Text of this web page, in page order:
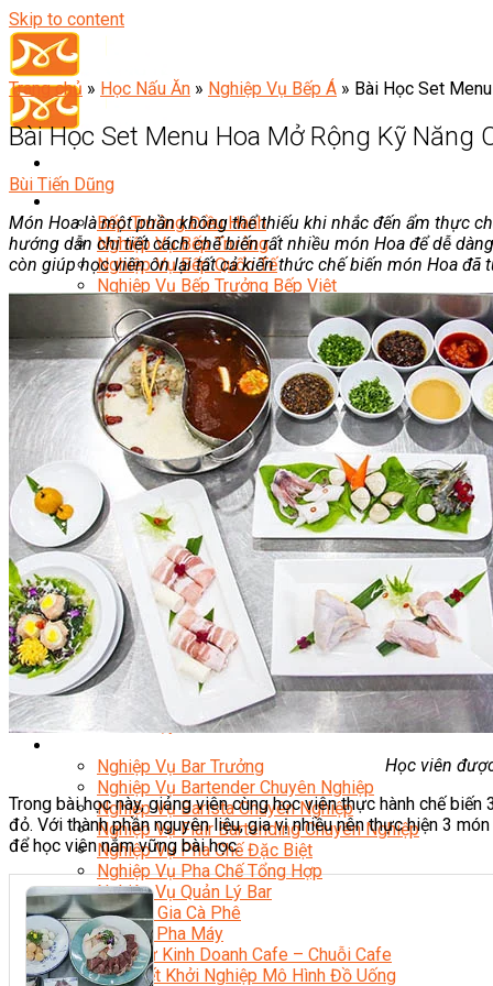
Skip to content
Bếp Trưởng Điều Hành
Nghiệp Vụ Bếp Trưởng
Nghiệp Vụ Bếp Quốc Tế
Nghiệp Vụ Bếp Trưởng Bếp Việt
Nghiệp Vụ Bếp Trưởng Bếp Âu
Nghiệp Vụ Bếp Trưởng Bếp Á
Nghiệp Vụ Bếp Trưởng Bếp Nhật
Nghiệp Vụ Bếp Trưởng Bếp Hoa
Nghiệp Vụ Bếp Hàn
Nghiệp Vụ Bếp Thái
Nghiệp Vụ Bếp Chay
Nghiệp Vụ Quản Lý Bếp
Nghiệp Vụ Cấp Dưỡng
Nghiệp Vụ Bếp Phụ
Điểm Tâm Hồng Kông
Eat Clean
Food Stylist
Master Class
Bếp Gia Đình
Học Nấu Ăn Mở Quán
Chuyên Đề Bếp Nóng
Khởi Sự Kinh Doanh Ngành F&B
Khởi Sự Kinh Doanh Nhà Hàng
Bí Quyết Kinh Doanh và Vận Hành Mô Hình Ẩm Thực
Video Dạy Nấu Ăn
Nghiệp Vụ Bar Trưởng
Nghiệp Vụ Bartender Chuyên Nghiệp
Nghiệp Vụ Barista Chuyên Nghiệp
Nghiệp Vụ Flair Bartending Chuyên Nghiệp
Nghiệp Vụ Pha Chế Đặc Biệt
Nghiệp Vụ Pha Chế Tổng Hợp
Nghiệp Vụ Quản Lý Bar
Chuyên Gia Cà Phê
Cà Phê Pha Máy
Khởi Sự Kinh Doanh Cafe – Chuỗi Cafe
Bí Quyết Khởi Nghiệp Mô Hình Đồ Uống
Trang chủ » Học Nấu Ăn » Nghiệp Vụ Bếp Á » Bài Học Set
Bài Học Set Menu Hoa Mở Rộng Kỹ Năng
Bùi Tiến Dũng
Món Hoa là một phần không thể thiếu khi nhắc đến ẩm thực
hướng dẫn chi tiết cách chế biến rất nhiều món Hoa để dễ
còn giúp học viên ôn lại tất cả kiến thức chế biến món Hoa đã
Học viên
Trong bài học này, giảng viên cùng học viên thực hành chế
đỏ. Với thành phần nguyên liệu, gia vị nhiều nên thực hiện 3
để học viên nắm vững bài học.